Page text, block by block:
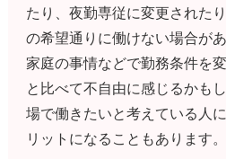
たり、夜勤専従に変更された
の希望通りに働けない場合があ
家庭の事情などで勤務条件を
と比べて不自由に感じるかも
場で働きたいと考えている人
リットになることもあります。